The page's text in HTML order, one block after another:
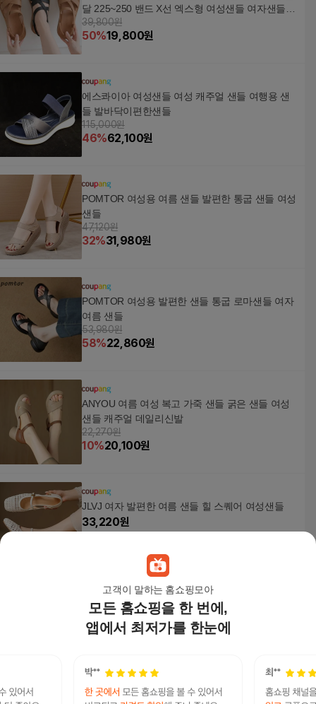
고객이 말하는 홈쇼핑모아
모든 홈쇼핑을 한 번에,
앱에서 최저가를 한눈에
달 225~250 밴드 X선 엑스형 여성샌들 여자샌들
여성여름샌들 밴딩샌들 스트랩샌들 여성스트랩샌
들 SBPSD10601202
39,800원
50%19,800원
에스콰이아 여성샌들 여성 캐주얼 샌들 여행용 샌
들 발바닥이편한샌들
115,000원
46%62,100원
POMTOR 여성용 여름 샌들 발편한 통굽 샌들 여성
샌들
47,120원
32%31,980원
POMTOR 여성용 발편한 샌들 통굽 로마샌들 여자
여름 샌들
53,980원
58%22,860원
ANYOU 여름 여성 복고 가죽 샌들 굵은 샌들 여성
샌들 캐주얼 데일리신발
22,270원
10%20,100원
JLVJ 여자 발편한 여름 샌들 힐 스퀘어 여성샌들
33,220원
POMTOR여성샌들여름프렌치 플랫폼샌들
14,650원